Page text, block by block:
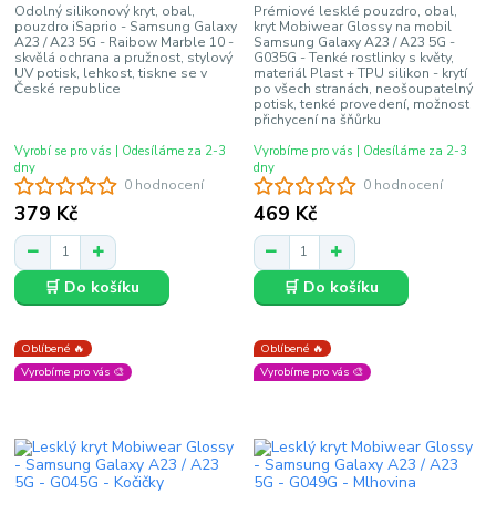
0 hodnocení
Odolný silikonový kryt, obal,
pouzdro iSaprio - Samsung Galaxy
A23 / A23 5G - Raibow Marble 10 -
skvělá ochrana a pružnost, stylový
UV potisk, lehkost, tiskne se v
České republice
379 Kč
Vyrobí se pro vás | Odesíláme za 2-3
dny
🛒 Do košíku
0 hodnocení
Prémiové lesklé pouzdro, obal,
kryt Mobiwear Glossy na mobil
Samsung Galaxy A23 / A23 5G -
G035G - Tenké rostlinky s květy,
materiál Plast + TPU silikon - krytí
po všech stranách, neošoupatelný
potisk, tenké provedení, možnost
přichycení na šňůrku
469 Kč
Vyrobíme pro vás | Odesíláme za 2-3
dny
🛒 Do košíku
Oblíbené 🔥
Vyrobíme pro vás 🎨
Oblíbené 🔥
Vyrobíme pro vás 🎨